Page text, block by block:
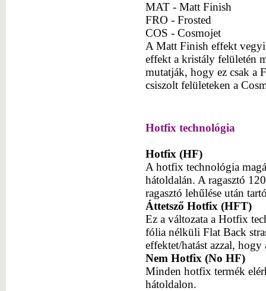
MAT - Matt Finish
FRO - Frosted
COS - Cosmojet
A Matt Finish effekt vegyi
effekt a kristály felületén
mutatják, hogy ez csak a
csiszolt felületeken a
Hotfix technológia
Hotfix (HF)
A hotfix technológia
hátoldalán. A ragasztó
ragasztó lehűlése után
Áttetsző Hotfix (HFT)
Ez a változata a Hotfix
fólia nélküli Flat Back
effektet/hatást azzal,
Nem Hotfix (No HF)
Minden hotfix termék
hátoldalon.